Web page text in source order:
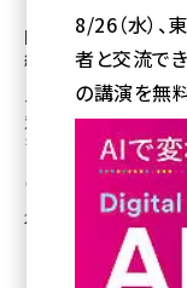
yahoo
楽天 (1871)
アスクル
base
ビィ・フォ
「利用規約・プライ
同意の『未読同意』は
約表示サービス導入
セシールの野島亮司社長
意する『未読同意』は社
を要約して表示するサー
[執筆]
2024年9月19日 8:00
8/26（水）、
者と交流で
の講演を無